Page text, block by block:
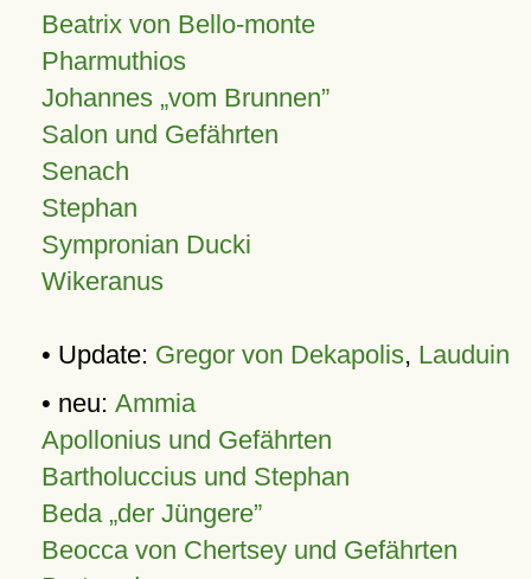
Beatrix von Bello-monte
Pharmuthios
Johannes vom Brunnen
Salon und Gefährten
Senach
Stephan
Sympronian Ducki
Wikeranus
• Update: Gregor von Dekapolis, Lauduin
• neu: Ammia
Apollonius und Gefährten
Bartholuccius und Stephan
Beda „der Jüngere”
Beocca von Chertsey und Gefährten